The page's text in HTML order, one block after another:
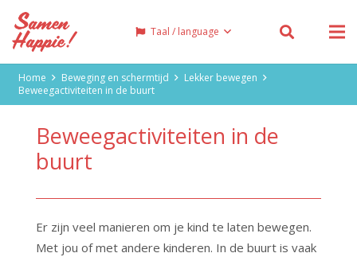
Taal / language
Home Beweging en schermtijd
Lekker bewegen
Beweegactiviteiten in de buurt
Beweegactiviteiten in de
buurt
Er zijn veel manieren om je kind te laten bewegen.
Met jou of met andere kinderen. In de buurt is vaak